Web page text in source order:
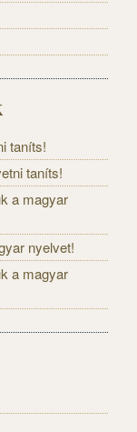
taníts!
taníts!
a magyar
nyelvet!
a magyar